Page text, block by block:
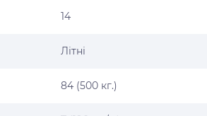
14
Літні
84 (500 кг.)